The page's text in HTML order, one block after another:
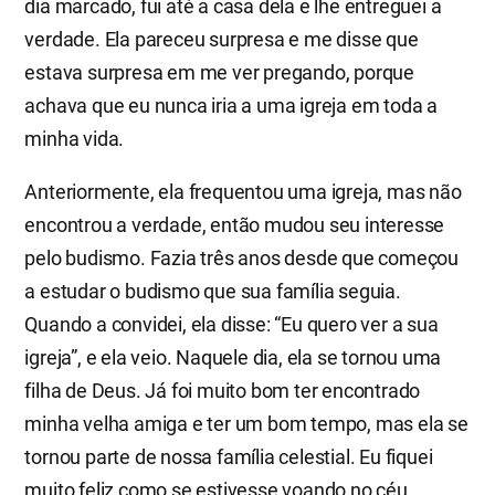
dia marcado, fui até a casa dela e lhe entreguei a
verdade. Ela pareceu surpresa e me disse que
estava surpresa em me ver pregando, porque
achava que eu nunca iria a uma igreja em toda a
minha vida.
Anteriormente, ela frequentou uma igreja, mas não
encontrou a verdade, então mudou seu interesse
pelo budismo. Fazia três anos desde que começou
a estudar o budismo que sua família seguia.
Quando a convidei, ela disse: “Eu quero ver a sua
igreja”, e ela veio. Naquele dia, ela se tornou uma
filha de Deus. Já foi muito bom ter encontrado
minha velha amiga e ter um bom tempo, mas ela se
tornou parte de nossa família celestial. Eu fiquei
muito feliz como se estivesse voando no céu.